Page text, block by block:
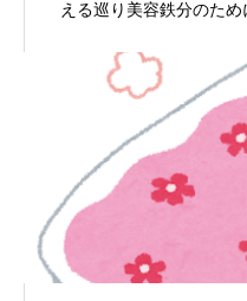
える巡り美容鉄分のた